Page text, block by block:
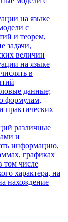
на языке
с
и теорем,
задачи,
величин
на языке
в
данные;
формулам,
практических
различные
и
информацию,
графиках
том числе
характера, на
нахождение